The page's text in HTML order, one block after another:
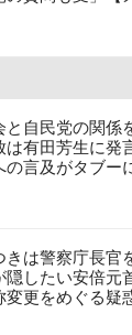
と自民党の関係
有田芳生に発
の言及がタブー
きは警察庁長官
隠したい安倍元
変更をめぐる疑